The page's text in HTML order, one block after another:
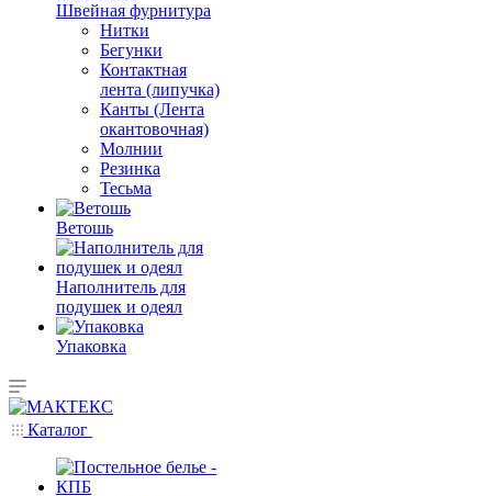
Швейная фурнитура
Нитки
Бегунки
Контактная
лента (липучка)
Канты (Лента
окантовочная)
Молнии
Резинка
Тесьма
Ветошь
Наполнитель для
подушек и одеял
Упаковка
Каталог